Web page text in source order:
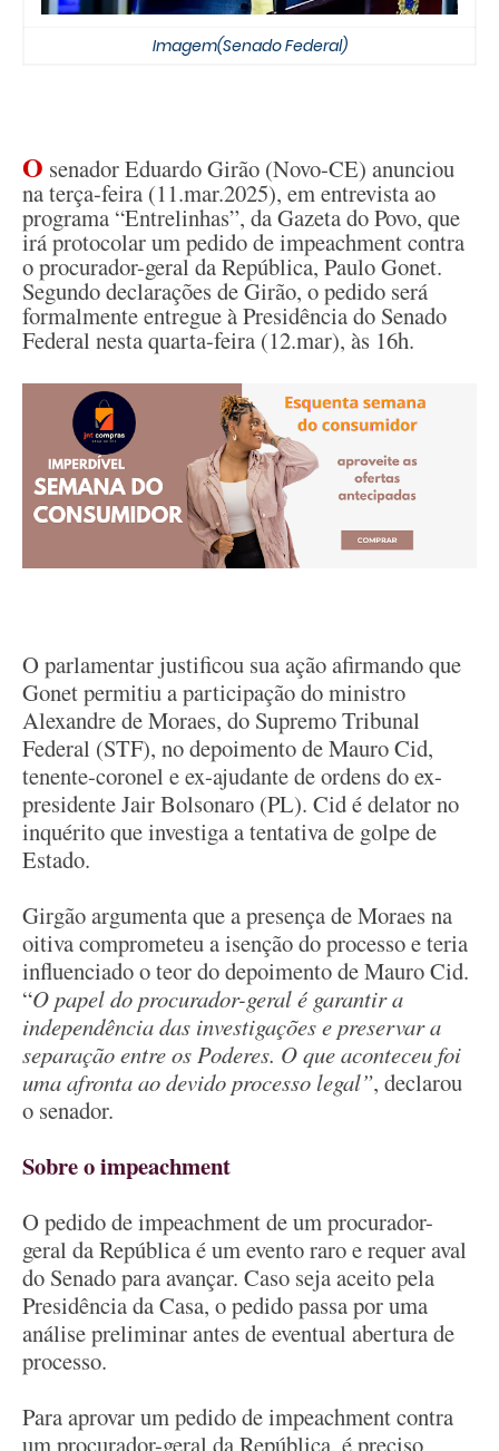
Imagem(Senado Federal)
O senador Eduardo Girão (Novo-CE) anunciou
na terça-feira (11.mar.2025), em entrevista ao
programa “Entrelinhas”, da Gazeta do Povo, que
irá protocolar um pedido de impeachment contra
o procurador-geral da República, Paulo Gonet.
Segundo declarações de Girão, o pedido será
formalmente entregue à Presidência do Senado
Federal nesta quarta-feira (12.mar), às 16h.
O parlamentar justificou sua ação afirmando que
Gonet permitiu a participação do ministro
Alexandre de Moraes, do Supremo Tribunal
Federal (STF), no depoimento de Mauro Cid,
tenente-coronel e ex-ajudante de ordens do ex-
presidente Jair Bolsonaro (PL). Cid é delator no
inquérito que investiga a tentativa de golpe de
Estado.
Girgão argumenta que a presença de Moraes na
oitiva comprometeu a isenção do processo e teria
influenciado o teor do depoimento de Mauro Cid.
“O papel do procurador-geral é garantir a
independência das investigações e preservar a
separação entre os Poderes. O que aconteceu foi
uma afronta ao devido processo legal”, declarou
o senador.
Sobre o impeachment
O pedido de impeachment de um procurador-
geral da República é um evento raro e requer aval
do Senado para avançar. Caso seja aceito pela
Presidência da Casa, o pedido passa por uma
análise preliminar antes de eventual abertura de
processo.
Para aprovar um pedido de impeachment contra
um procurador-geral da República, é preciso